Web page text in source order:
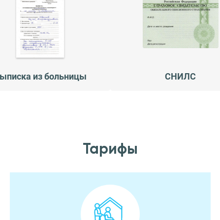
из больницы СНИЛС
Тарифы